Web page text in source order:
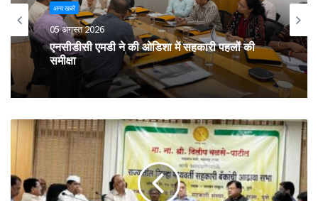
अन्य खबरें
05 अगस्त 2026
एनसीडीसी एमडी ने की ओडिशा में सहकारी पहलों की
समीक्षा